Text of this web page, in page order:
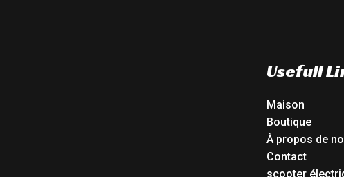
Usefull
Maison
Boutique
À propos de
Contact
scooter